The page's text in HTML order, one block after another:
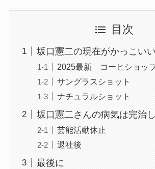
目次
坂口憲二の現在がかっこいい
2025最新 コーヒショッ
サングラスショット
ナチュラルショット
坂口憲二さんの病気は完治
芸能活動休止
退社後
最後に